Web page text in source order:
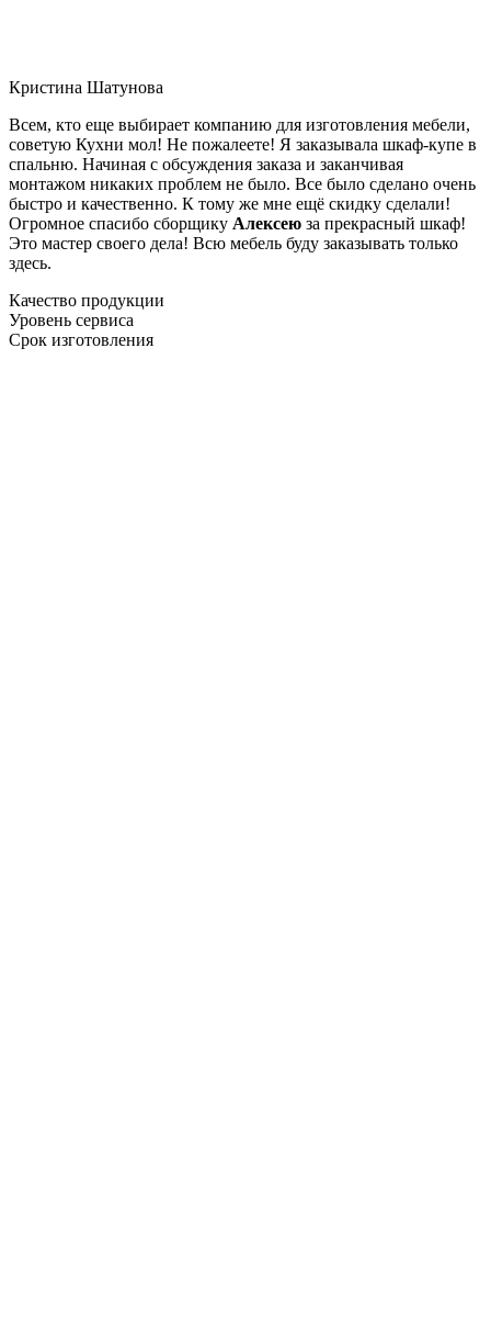
Кристина Шатунова
Всем, кто еще выбирает компанию для изготовления мебели,
советую Кухни мол! Не пожалеете! Я заказывала шкаф-купе в
спальню. Начиная с обсуждения заказа и заканчивая
монтажом никаких проблем не было. Все было сделано очень
быстро и качественно. К тому же мне ещё скидку сделали!
Огромное спасибо сборщику Алексею за прекрасный шкаф!
Это мастер своего дела! Всю мебель буду заказывать только
здесь.
Качество продукции
Уровень сервиса
Срок изготовления